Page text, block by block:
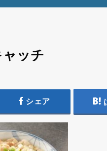
ッチ
シェア